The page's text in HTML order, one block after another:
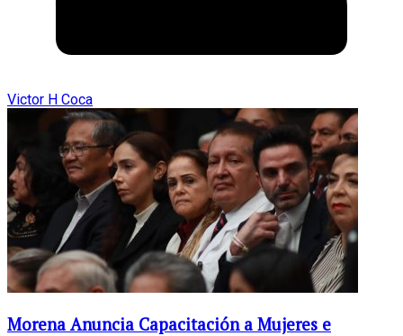
Victor H Coca
Morena Anuncia Capacitación a Mujeres e